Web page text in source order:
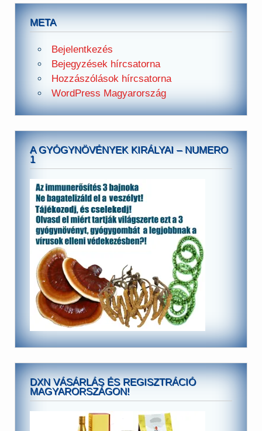
META
Bejelentkezés
Bejegyzések hírcsatorna
Hozzászólások hírcsatorna
WordPress Magyarország
A GYÓGYNÖVÉNYEK KIRÁLYAI – NUMERO
1
DXN VÁSÁRLÁS ÉS REGISZTRÁCIÓ
MAGYARORSZÁGON!